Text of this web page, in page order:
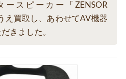
スピーカー「ZENSOR
え買取し、あわせてAV機器
きました。